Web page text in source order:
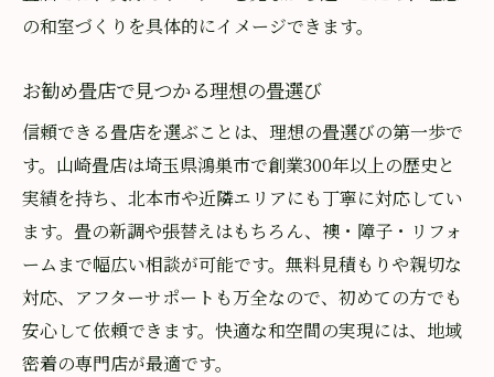
の和室づくりを具体的にイメージできます。
お勧め畳店で見つかる理想の畳選び
信頼できる畳店を選ぶことは、理想の畳選びの第一歩で
す。山崎畳店は埼玉県鴻巣市で創業300年以上の歴史と
実績を持ち、北本市や近隣エリアにも丁寧に対応してい
ます。畳の新調や張替えはもちろん、襖・障子・リフォ
ームまで幅広い相談が可能です。無料見積もりや親切な
対応、アフターサポートも万全なので、初めての方でも
安心して依頼できます。快適な和空間の実現には、地域
密着の専門店が最適です。